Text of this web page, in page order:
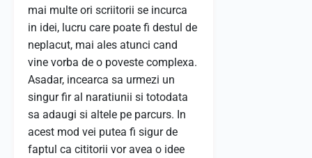
mai multe ori scriitorii se incurca
in idei, lucru care poate fi destul de
neplacut, mai ales atunci cand
vine vorba de o poveste complexa.
Asadar, incearca sa urmezi un
singur fir al naratiunii si totodata
sa adaugi si altele pe parcurs. In
acest mod vei putea fi sigur de
faptul ca cititorii vor avea o idee